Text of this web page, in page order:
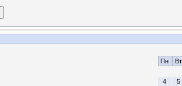
Пн Вт
4
5